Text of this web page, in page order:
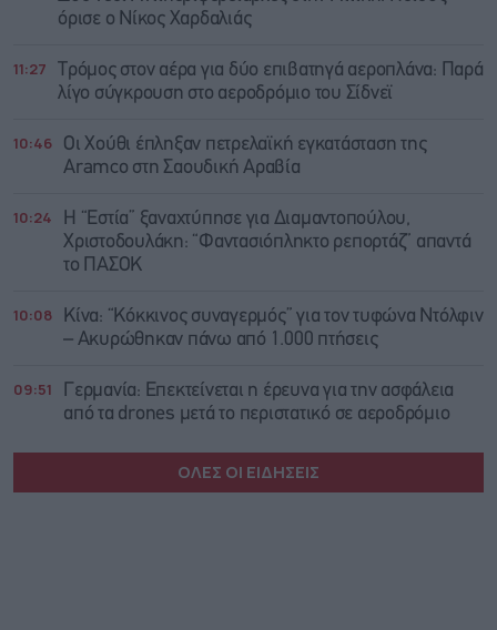
όρισε ο Νίκος Χαρδαλιάς
11:27
Τρόμος στον αέρα για δύο επιβατηγά αεροπλάνα: Παρά
λίγο σύγκρουση στο αεροδρόμιο του Σίδνεϊ
10:46
Οι Χούθι έπληξαν πετρελαϊκή εγκατάσταση της
Aramco στη Σαουδική Αραβία
10:24
Η “Εστία” ξαναχτύπησε για Διαμαντοπούλου,
Χριστοδουλάκη: “Φαντασιόπληκτο ρεπορτάζ” απαντά
το ΠΑΣΟΚ
10:08
Κίνα: “Κόκκινος συναγερμός” για τον τυφώνα Ντόλφιν
– Ακυρώθηκαν πάνω από 1.000 πτήσεις
09:51
Γερμανία: Επεκτείνεται η έρευνα για την ασφάλεια
από τα drones μετά το περιστατικό σε αεροδρόμιο
ΟΛΕΣ ΟΙ ΕΙΔΗΣΕΙΣ